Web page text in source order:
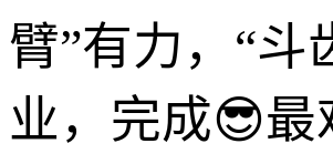
臂”有力，“斗
业，完成😎最